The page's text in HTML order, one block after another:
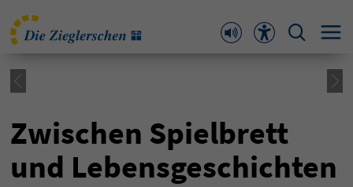
Zwischen Spielbrett
und Lebensgeschichten